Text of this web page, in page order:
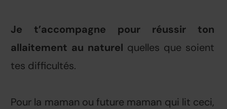
Je t’accompagne pour réussir ton
allaitement au naturel quelles que soient
tes difficultés.
Pour la maman ou future maman qui lit ceci,